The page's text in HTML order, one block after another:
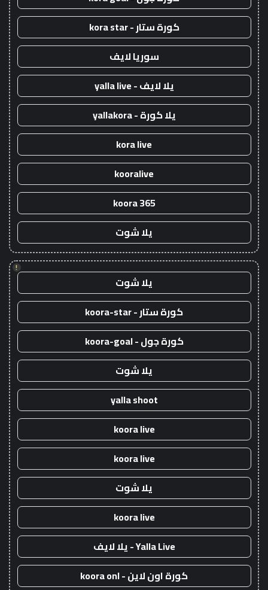
كورة ستار - kora star
سوريا لايف
يلا لايف - yalla live
يلا كورة - yallakora
kora live
kooralive
koora 365
يلا شوت
!
يلا شوت
كورة ستار - koora-star
كورة جول - koora-goal
يلا شوت
yalla shoot
koora live
koora live
يلا شوت
koora live
Yalla Live - يلا لايف
كورة اون لاين - koora onl